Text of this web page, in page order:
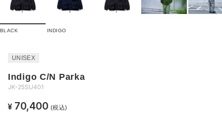
BLACK INDIGO
UNISEX
Indigo C/N Parka
JK-25SU401
¥ 70,400 (税込)